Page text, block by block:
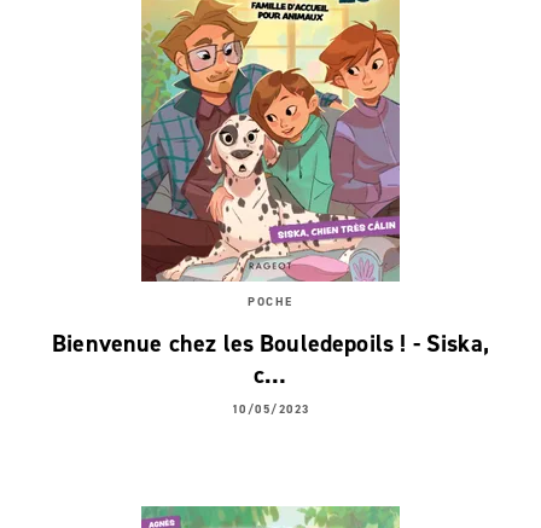
POCHE
Bienvenue chez les Bouledepoils ! - Siska,
c…
10/05/2023